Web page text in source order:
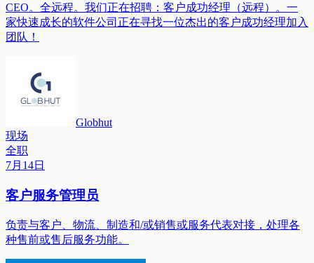
CEO。全远程。我们正在招聘：客户成功经理（远程）。一
家快速成长的软件公司正在寻找一位杰出的客户成功经理加入
团队！
Globhut
现场
全职
7月14日
客户服务管理员
负责与客户、物流、制造和/或销售或服务代表对接，处理各
种售前或售后服务功能。